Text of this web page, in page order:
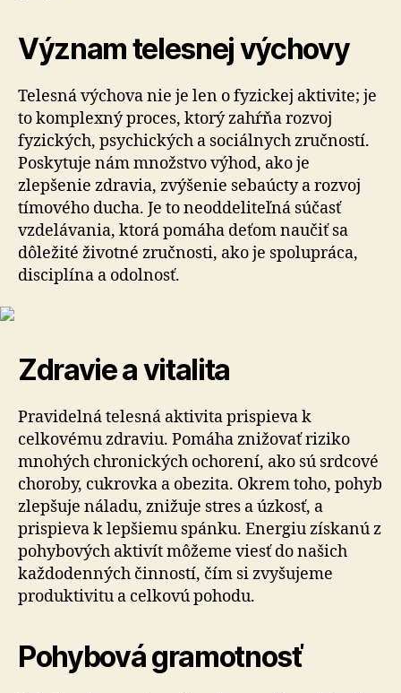
Význam telesnej výchovy
Telesná výchova nie je len o fyzickej aktivite; je
to komplexný proces, ktorý zahŕňa rozvoj
fyzických, psychických a sociálnych zručností.
Poskytuje nám množstvo výhod, ako je
zlepšenie zdravia, zvýšenie sebaúcty a rozvoj
tímového ducha. Je to neoddeliteľná súčasť
vzdelávania, ktorá pomáha deťom naučiť sa
dôležité životné zručnosti, ako je spolupráca,
disciplína a odolnosť.
Zdravie a vitalita
Pravidelná telesná aktivita prispieva k
celkovému zdraviu. Pomáha znižovať riziko
mnohých chronických ochorení, ako sú srdcové
choroby, cukrovka a obezita. Okrem toho, pohyb
zlepšuje náladu, znižuje stres a úzkosť, a
prispieva k lepšiemu spánku. Energiu získanú z
pohybových aktivít môžeme viesť do našich
každodenných činností, čím si zvyšujeme
produktivitu a celkovú pohodu.
Pohybová gramotnosť